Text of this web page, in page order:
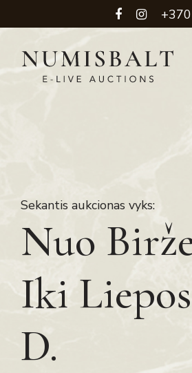
Sekantis aukcionas vyks:
Nuo
Iki Liepos
D.